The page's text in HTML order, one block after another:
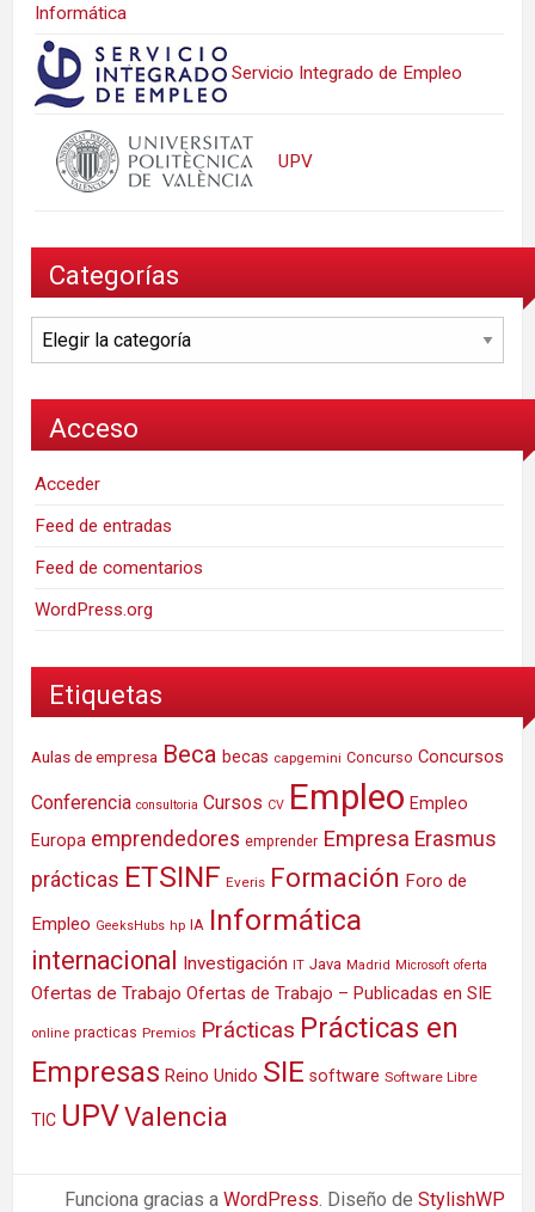
Informática
Servicio Integrado de Empleo
UPV
Categorías
Categorías
Acceso
Acceder
Feed de entradas
Feed de comentarios
WordPress.org
Etiquetas
Aulas de empresa Beca becas capgemini Concurso Concursos
Conferencia consultoria Cursos CV Empleo Empleo
Europa emprendedores emprender Empresa Erasmus
prácticas ETSINF Everis Formación Foro de
Empleo GeeksHubs hp IA Informática
internacional Investigación IT Java Madrid Microsoft oferta
Ofertas de Trabajo Ofertas de Trabajo – Publicadas en SIE
online practicas Premios Prácticas Prácticas en
Empresas Reino Unido SIE software Software Libre
TIC UPVValencia
Funciona gracias a WordPress. Diseño de StylishWP